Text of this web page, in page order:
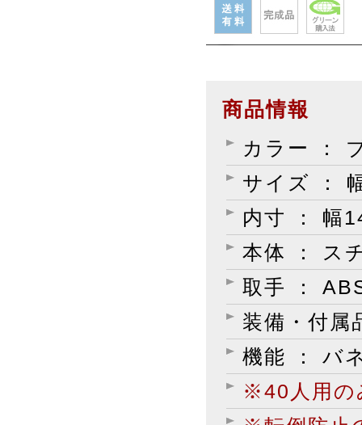
商品情報
カラー ：
サイズ ：
内寸 ： 幅
本体 ： ス
取手 ：
装備・付属
機能 ： バ
※40人用の